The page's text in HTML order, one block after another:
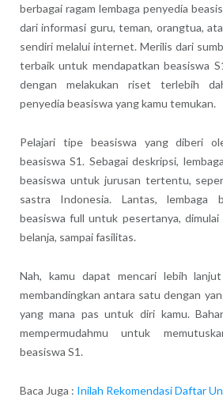
berbagai ragam lembaga penyedia
dari informasi guru, teman, orangtua,
sendiri melalui internet. Merilis dari
terbaik untuk mendapatkan beasiswa
dengan melakukan riset terlebih
penyedia beasiswa yang kamu temukan.
Pelajari tipe beasiswa yang diberi
beasiswa S1. Sebagai deskripsi,
beasiswa untuk jurusan tertentu,
sastra Indonesia. Lantas, lembaga
beasiswa full untuk pesertanya, dimulai
belanja, sampai fasilitas.
Nah, kamu dapat mencari lebih
membandingkan antara satu dengan
yang mana pas untuk diri kamu.
mempermudahmu untuk
beasiswa S1.
Baca Juga : Inilah Rekomendasi Daftar